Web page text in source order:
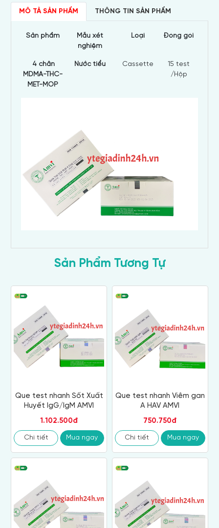
MÔ TẢ SẢN PHẨM THÔNG TIN SẢN PHẨM
Sản phẩm M ẫu xét
nghiệm
Loại Đóng gói
4 chân
MDMA-THC-
MET-MOP
Nước tiểu Cassette
15 test
/Hộp
Sản Phẩm Tương Tự
Que test nhanh Sốt Xuất
Huyết IgG/IgM AMVI
1.102.500đ
Chi tiết Mua ngay
Que test nhanh Viêm gan
A HAV AMVI
750.750đ
Chi tiết Mua ngay